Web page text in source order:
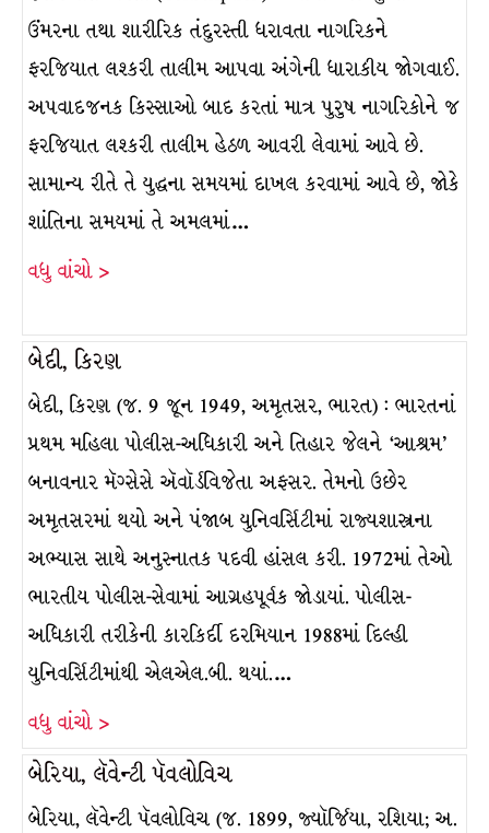
ઉંમરના તથા શારીરિક તંદુરસ્તી ધરાવતા નાગરિકને
ફરજિયાત લશ્કરી તાલીમ આપવા અંગેની ધારાકીય જોગવાઈ.
અપવાદજનક કિસ્સાઓ બાદ કરતાં માત્ર પુરુષ નાગરિકોને જ
ફરજિયાત લશ્કરી તાલીમ હેઠળ આવરી લેવામાં આવે છે.
સામાન્ય રીતે તે યુદ્ધના સમયમાં દાખલ કરવામાં આવે છે, જોકે
શાંતિના સમયમાં તે અમલમાં…
વધુ વાંચો >
બેદી, કિરણ
બેદી, કિરણ (જ. 9 જૂન 1949, અમૃતસર, ભારત) : ભારતનાં
પ્રથમ મહિલા પોલીસ-અધિકારી અને તિહાર જેલને ‘આશ્રમ’
બનાવનાર મૅગ્સેસે ઍવૉર્ડવિજેતા અફસર. તેમનો ઉછેર
અમૃતસરમાં થયો અને પંજાબ યુનિવર્સિટીમાં રાજ્યશાસ્ત્રના
અભ્યાસ સાથે અનુસ્નાતક પદવી હાંસલ કરી. 1972માં તેઓ
ભારતીય પોલીસ-સેવામાં આગ્રહપૂર્વક જોડાયાં. પોલીસ-
અધિકારી તરીકેની કારકિર્દી દરમિયાન 1988માં દિલ્હી
યુનિવર્સિટીમાંથી એલએલ.બી. થયાં.…
વધુ વાંચો >
બેરિયા, લૅવેન્ટી પૅવલોવિચ
બેરિયા, લૅવેન્ટી પૅવલોવિચ (જ. 1899, જ્યૉર્જિયા, રશિયા; અ.